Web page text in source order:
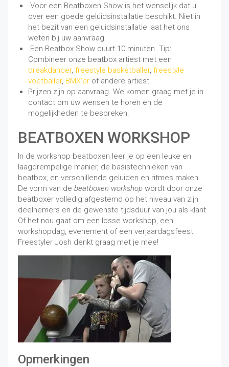
Voor een Beatboxen Show is het wenselijk dat u
over een goede geluidsinstallatie beschikt. Niet in
het bezit van een geluidsinstallatie laat het ons
weten bij uw aanvraag.
Een Beatbox Show duurt 10 minuten. Tip:
Combineer onze beatbox artiest met een
breakdancer, freestyle basketballer, freestyle
voetballer, BMX'er of andere artiest.
Prijzen zijn op aanvraag. We komen graag met je in
contact om uw wensen te horen en de
mogelijkheden te bespreken.
BEATBOXEN WORKSHOP
In de workshop beatboxen leer je op een leuke en
laagdrempelige manier, de basistechnieken van
beatbox, en verschillende geluiden en ritmes maken.
De vorm van de beatboxen workshop wordt door onze
beatboxer volledig afgestemd op het niveau van zijn
deelnemers en de gewenste tijdsduur van jou als klant.
Of het nou gaat om een losse workshop, een
workshopdag, evenement of een verjaardagsfeest..
Freestyler Josh denkt graag met je mee!
Opmerkingen